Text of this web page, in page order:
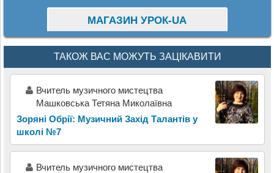
МАГАЗИН УРОК-UA
ТАКОЖ ВАС МОЖУТЬ ЗАЦІКАВИТИ
Вчитель музичного мистецтва
Машковська Тетяна Миколаївна
Зоряні Обрії: Музичний Захід Талантів у
школі №7
Вчитель музичного мистецтва